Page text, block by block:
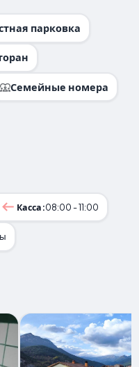
парковка
Семейные номера
Касса:08:00 - 11:00